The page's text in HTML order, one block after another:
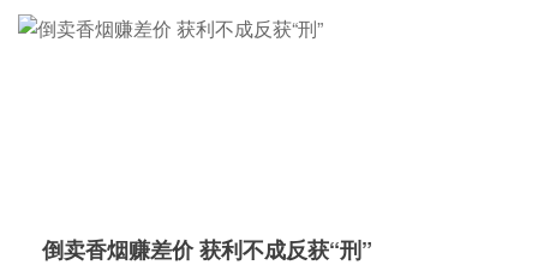
倒卖香烟赚差价 获利不成反获“刑”